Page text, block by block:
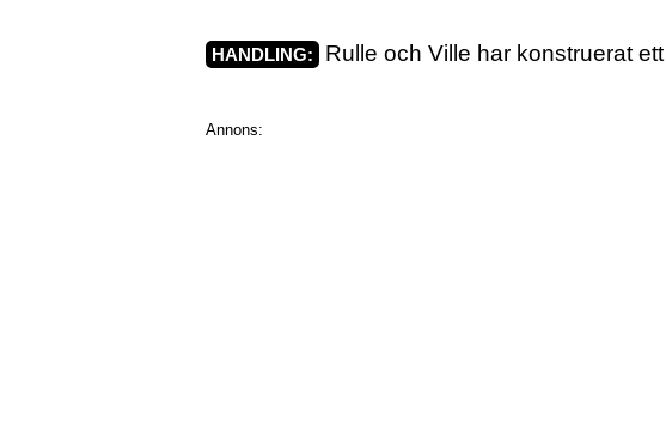
HANDLING: Rulle och Ville har konstruerat
Annons: